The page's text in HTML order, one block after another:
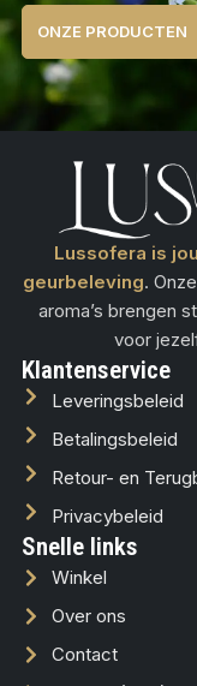
ONZE PRODUCTEN
Lussofera is
geurbeleving.
aroma’s brengen
voor
Klantenservice
Leveringsbeleid
Betalingsbeleid
Retour- en
Privacybeleid
Snelle links
Winkel
Over ons
Contact